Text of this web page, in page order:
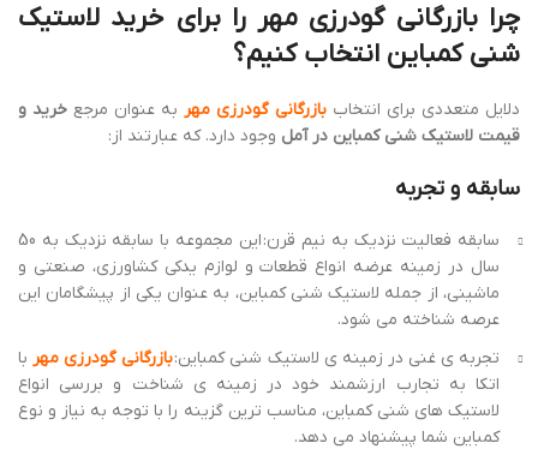
کیفیت محصولات
عرضه ی برندهای معتبر: این مجموعه با همکاری با برندهای معتبر و
کیفیت بالا و تضمین شده را به مشتریان خود ارائه می دهد.
مهر قبل از عرضه به بازار، تحت کنترل کیفیت دقیق قرار می گیرند تا
تنوع محصولات
عرضه ی طیف گسترده ای از لاستیک های شنی: این مجموعه با ارائه ی
نیاز طیف وسیعی از مشتریان را با سلایق و نیازهای گوناگون، برآورده
می کند.
قابلیت سفارش و تامین لاستیک های خاص: در صورت نیاز به لاستیک